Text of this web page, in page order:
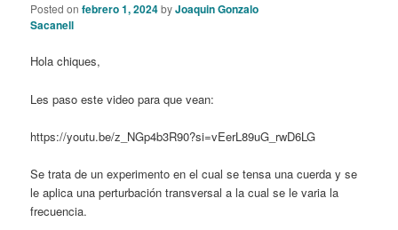
Posted onfebrero 1, 2024byJoaquin Gonzalo
Sacanell
Hola chiques,
Les paso este video para que vean:
https://youtu.be/z_NGp4b3R90?si=vEerL89uG_rwD6LG
Se trata de un experimento en el cual se tensa una cuerda y se
le aplica una perturbación transversal a la cual se le varia la
frecuencia.